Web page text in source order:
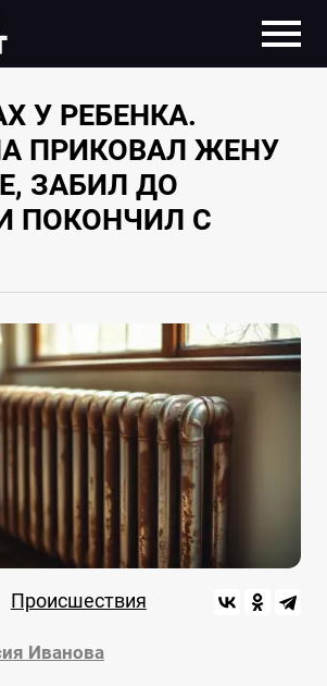
У РЕБЕНКА.
ПРИКОВАЛ ЖЕНУ
ЗАБИЛ ДО
ПОКОНЧИЛ С
Происшествия
Иванова